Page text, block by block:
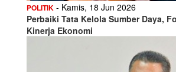
POLITIK - Kamis, 18 Jun 2026
Perbaiki Tata Kelola Sumber Daya,
Kinerja Ekonomi